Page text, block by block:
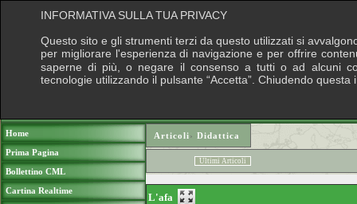
Home
Prima Pagina
Bollettino CML
Cartina Realtime
Articoli› Didattica
Ultimi Articoli
L'afa
INFORMATIVA SULLA TUA PRIVACY
Questo sito e gli strumenti terzi da questo utilizzati si
per migliorare l'esperienza di navigazione e per offrire
saperne di più, o negare il consenso a tutti o ad alcuni
tecnologie utilizzando il pulsante “Accetta”. Chiudendo